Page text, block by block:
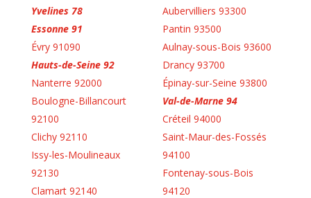
Yvelines 78
Essonne 91
Évry 91090
Hauts-de-Seine 92
Nanterre 92000
Boulogne-Billancourt
92100
Clichy 92110
Issy-les-Moulineaux
92130
Clamart 92140
Aubervilliers 93300
Pantin 93500
Aulnay-sous-Bois 93600
Drancy 93700
Épinay-sur-Seine 93800
Val-de-Marne 94
Créteil 94000
Saint-Maur-des-Fossés
94100
Fontenay-sous-Bois
94120